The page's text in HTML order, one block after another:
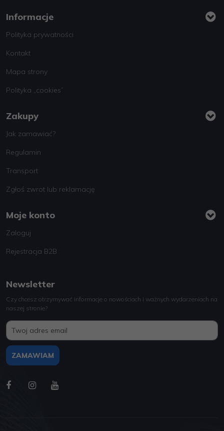
Informacje
Polityka prywatności
Kontakt
Mapa strony
Polityka „cookies”
Zakupy
Jak zamawiać?
Regulamin
Transport
Zgłoś zwrot lub reklamację
Moje konto
Zaloguj
Rejestracja B2B
Newsletter
Czy chcesz otrzymywać informacje o nowościach i ważnych wydarzeniach na
naszej stronie?